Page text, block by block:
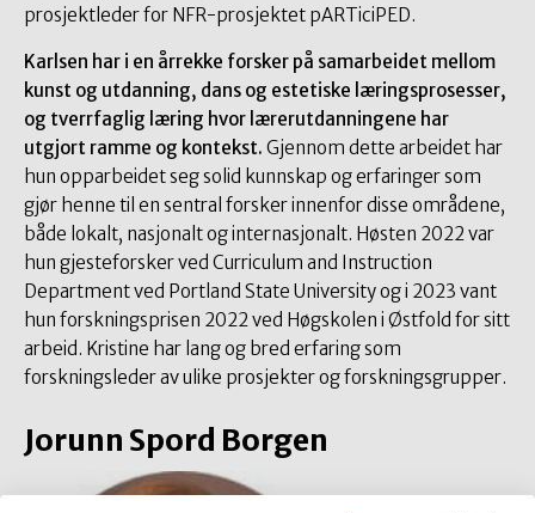
prosjektleder for NFR-prosjektet pARTiciPED.
Karlsen har i en årrekke forsker på samarbeidet mellom
kunst og utdanning, dans og estetiske læringsprosesser,
og tverrfaglig læring hvor lærerutdanningene har
utgjort ramme og kontekst. Gjennom dette arbeidet har
hun opparbeidet seg solid kunnskap og erfaringer som
gjør henne til en sentral forsker innenfor disse områdene,
både lokalt, nasjonalt og internasjonalt. Høsten 2022 var
hun gjesteforsker ved Curriculum and Instruction
Department ved Portland State University og i 2023 vant
hun forskningsprisen 2022 ved Høgskolen i Østfold for sitt
arbeid. Kristine har lang og bred erfaring som
forskningsleder av ulike prosjekter og forskningsgrupper.
Jorunn Spord Borgen